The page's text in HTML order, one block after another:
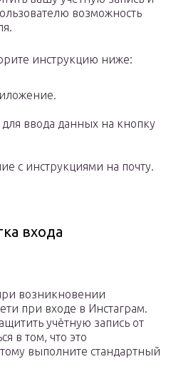
возможность
инструкцию ниже:
ввода данных на кнопку
с инструкциями на почту.
входа
возникновении
при входе в Инстаграм.
учётную запись от
в том, что это
выполните стандартный